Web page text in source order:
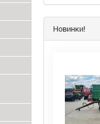
Новинки!